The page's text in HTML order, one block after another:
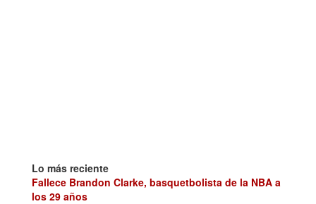
Lo más reciente
Fallece Brandon Clarke, basquetbolista de la NBA a
los 29 años